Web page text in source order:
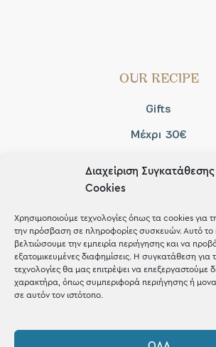
Διαχείριση Συγκατάθεσης
Cookies
Χρησιμοποιούμε τεχνολογίες όπως τα cookies για
την πρόσβαση σε πληροφορίες συσκευών. Αυτό το
βελτιώσουμε την εμπειρία περιήγησης και να
εξατομικευμένες διαφημίσεις. Η συγκατάθεση για
τεχνολογίες θα μας επιτρέψει να επεξεργαστούμε
χαρακτήρα, όπως συμπεριφορά περιήγησης ή
σε αυτόν τον ιστότοπο.
OUR RECIPE
Gifts
Μέχρι 30€
Shop the look
ΚΑΤΑΣΤΗΜΑ
2421 217300